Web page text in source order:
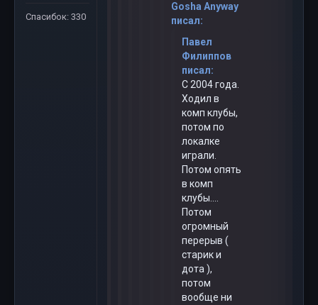
Спасибок: 330
Gosha Anyway
писал:
Павел
Филиппов
писал:
С 2004 года.
Ходил в
комп клубы,
потом по
локалке
играли.
Потом опять
в комп
клубы....
Потом
огромный
перерыв (
старик и
дота ),
потом
вообще ни